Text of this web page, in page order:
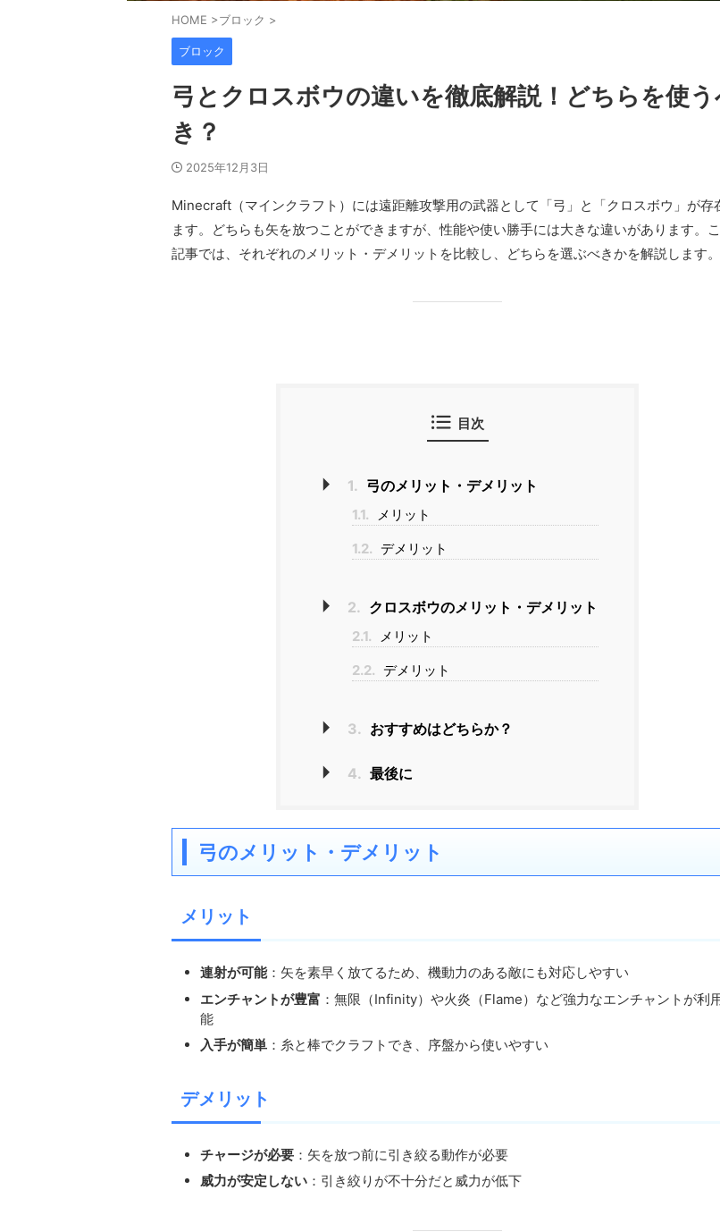
HOME >ブロック >
ブロック
弓とクロスボウの違いを徹底解説！どちらを使
き？
2025年12月3日
Minecraft（マインクラフト）には遠距離攻撃用の武器として「弓」と「クロスボウ」が存
ます。どちらも矢を放つことができますが、性能や使い勝手には大きな違いがあります。
記事では、それぞれのメリット・デメリットを比較し、どちらを選ぶべきかを解説します。
目次
1. 弓のメリット・デメリット
1.1.
メリット
1.2. デメリット
2. クロスボウのメリット・デメリット
2.1.
メリット
2.2. デメリット
3. おすすめはどちらか？
4. 最後に
弓のメリット・デメリット
メリット
連射が可能：矢を素早く放てるため、機動力のある敵にも対応しやすい
エンチャントが豊富 ：無限（Infinity）や火炎（Flame）など強力なエンチャントが利
能
入手が簡単 ：糸と棒でクラフトでき、序盤から使いやすい
デメリット
チャージが必要 ：矢を放つ前に引き絞る動作が必要
威力が安定しない ：引き絞りが不十分だと威力が低下